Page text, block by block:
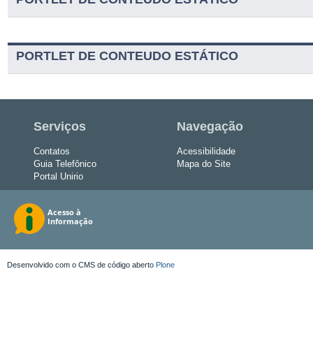
PORTLET DE CONTEUDO ESTÁTICO
Serviços
Contatos
Guia Telefônico
Portal Unirio
Navegação
Acessibilidade
Mapa do Site
Desenvolvido com o CMS de código aberto Plone